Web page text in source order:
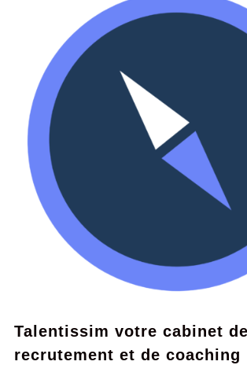
Talentissim votre cabinet de
recrutement et de coaching